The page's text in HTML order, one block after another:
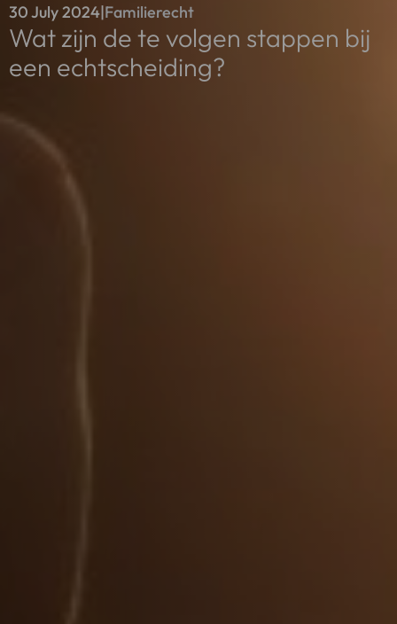
30 July 2024|Familierecht
Wat zijn de te volgen stappen bij
een echtscheiding?